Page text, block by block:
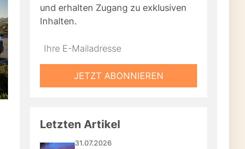
und erhalten Zugang zu exklusiven
Inhalten.
Do
*Ihre
Mailadresse:JETZT ABONNIEREN
Letzten Artikel
31.07.2026